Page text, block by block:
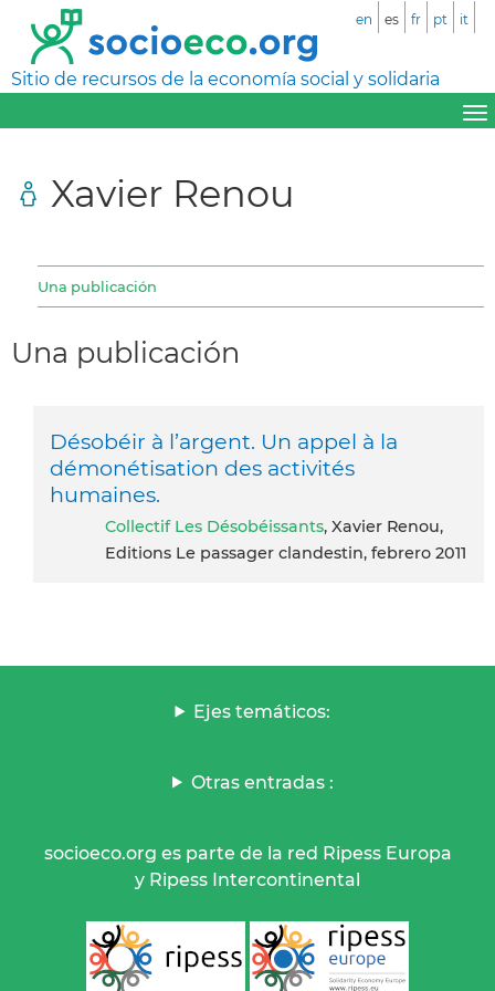
Sitio de recursos de la economía social y solidaria
en es fr pt it
Xavier Renou
Una publicación
Una publicación
Désobéir à l’argent. Un appel à la
démonétisation des activités
humaines.
Collectif Les Désobéissants, Xavier Renou,
Editions Le passager clandestin, febrero 2011
Ejes temáticos:
Otras entradas :
socioeco.org es parte de la red Ripess Europa
y Ripess Intercontinental